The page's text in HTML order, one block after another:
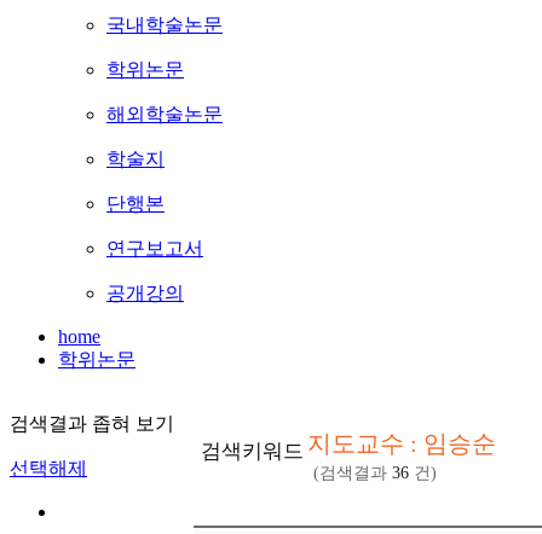
국내학술논문
학위논문
해외학술논문
학술지
단행본
연구보고서
공개강의
home
학위논문
검색결과 좁혀 보기
선택해제
검색키워드 지도교수 : 임승순
(검색결과 36 건)